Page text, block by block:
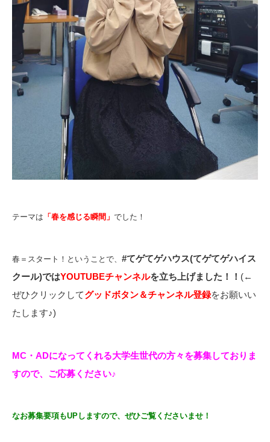
テーマは 「春を感じる瞬間」 でした！
春＝スタート！ということで、 #てゲてゲハウス(てゲてゲハイス
クール)ではYOUTUBEチャンネルを立ち上げました！！ (←
ぜひクリックしてグッドボタン＆チャンネル登録をお願いい
たします♪)
MC・ADになってくれる大学生世代の方々を募集しておりま
すので、ご応募ください♪
なお募集要項もUPしますので、ぜひご覧くださいませ！